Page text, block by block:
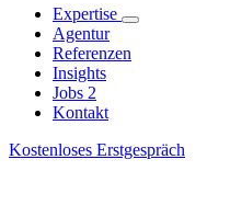
Expertise
Agentur
Referenzen
Insights
Jobs 2
Kontakt
Kostenloses Erstgespräch